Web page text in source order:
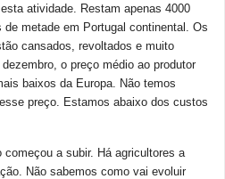
atividade. Restam apenas 4000
metade em Portugal continental. Os
cansados, revoltados e muito
o preço médio ao produtor
baixos da Europa. Não temos
preço. Estamos abaixo dos custos
começou a subir. Há agricultores a
Não sabemos como vai evoluir